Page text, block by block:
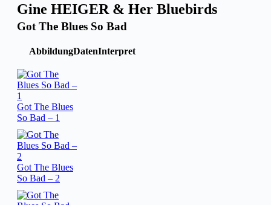
Gine HEIGER & Her Bluebirds
Got The Blues So Bad
AbbildungDatenInterpret
Got The Blues
So Bad – 1
Got The Blues
So Bad – 2